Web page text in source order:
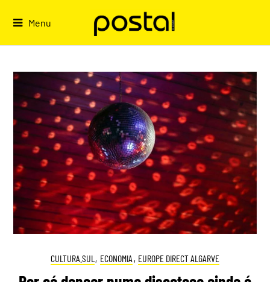
Menu
CULTURA.SUL , ECONOMIA , EUROPE DIRECT ALGARVE